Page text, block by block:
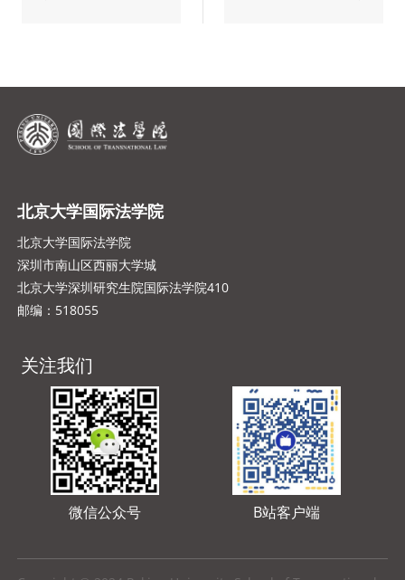
北京大学国际法学院
北京大学国际法学院
深圳市南山区西丽大学城
北京大学深圳研究生院国际法学院410
邮编：518055
关注我们
微信公众号 B站客户端